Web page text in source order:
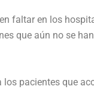
faltar en los
que aún no se
pacientes que